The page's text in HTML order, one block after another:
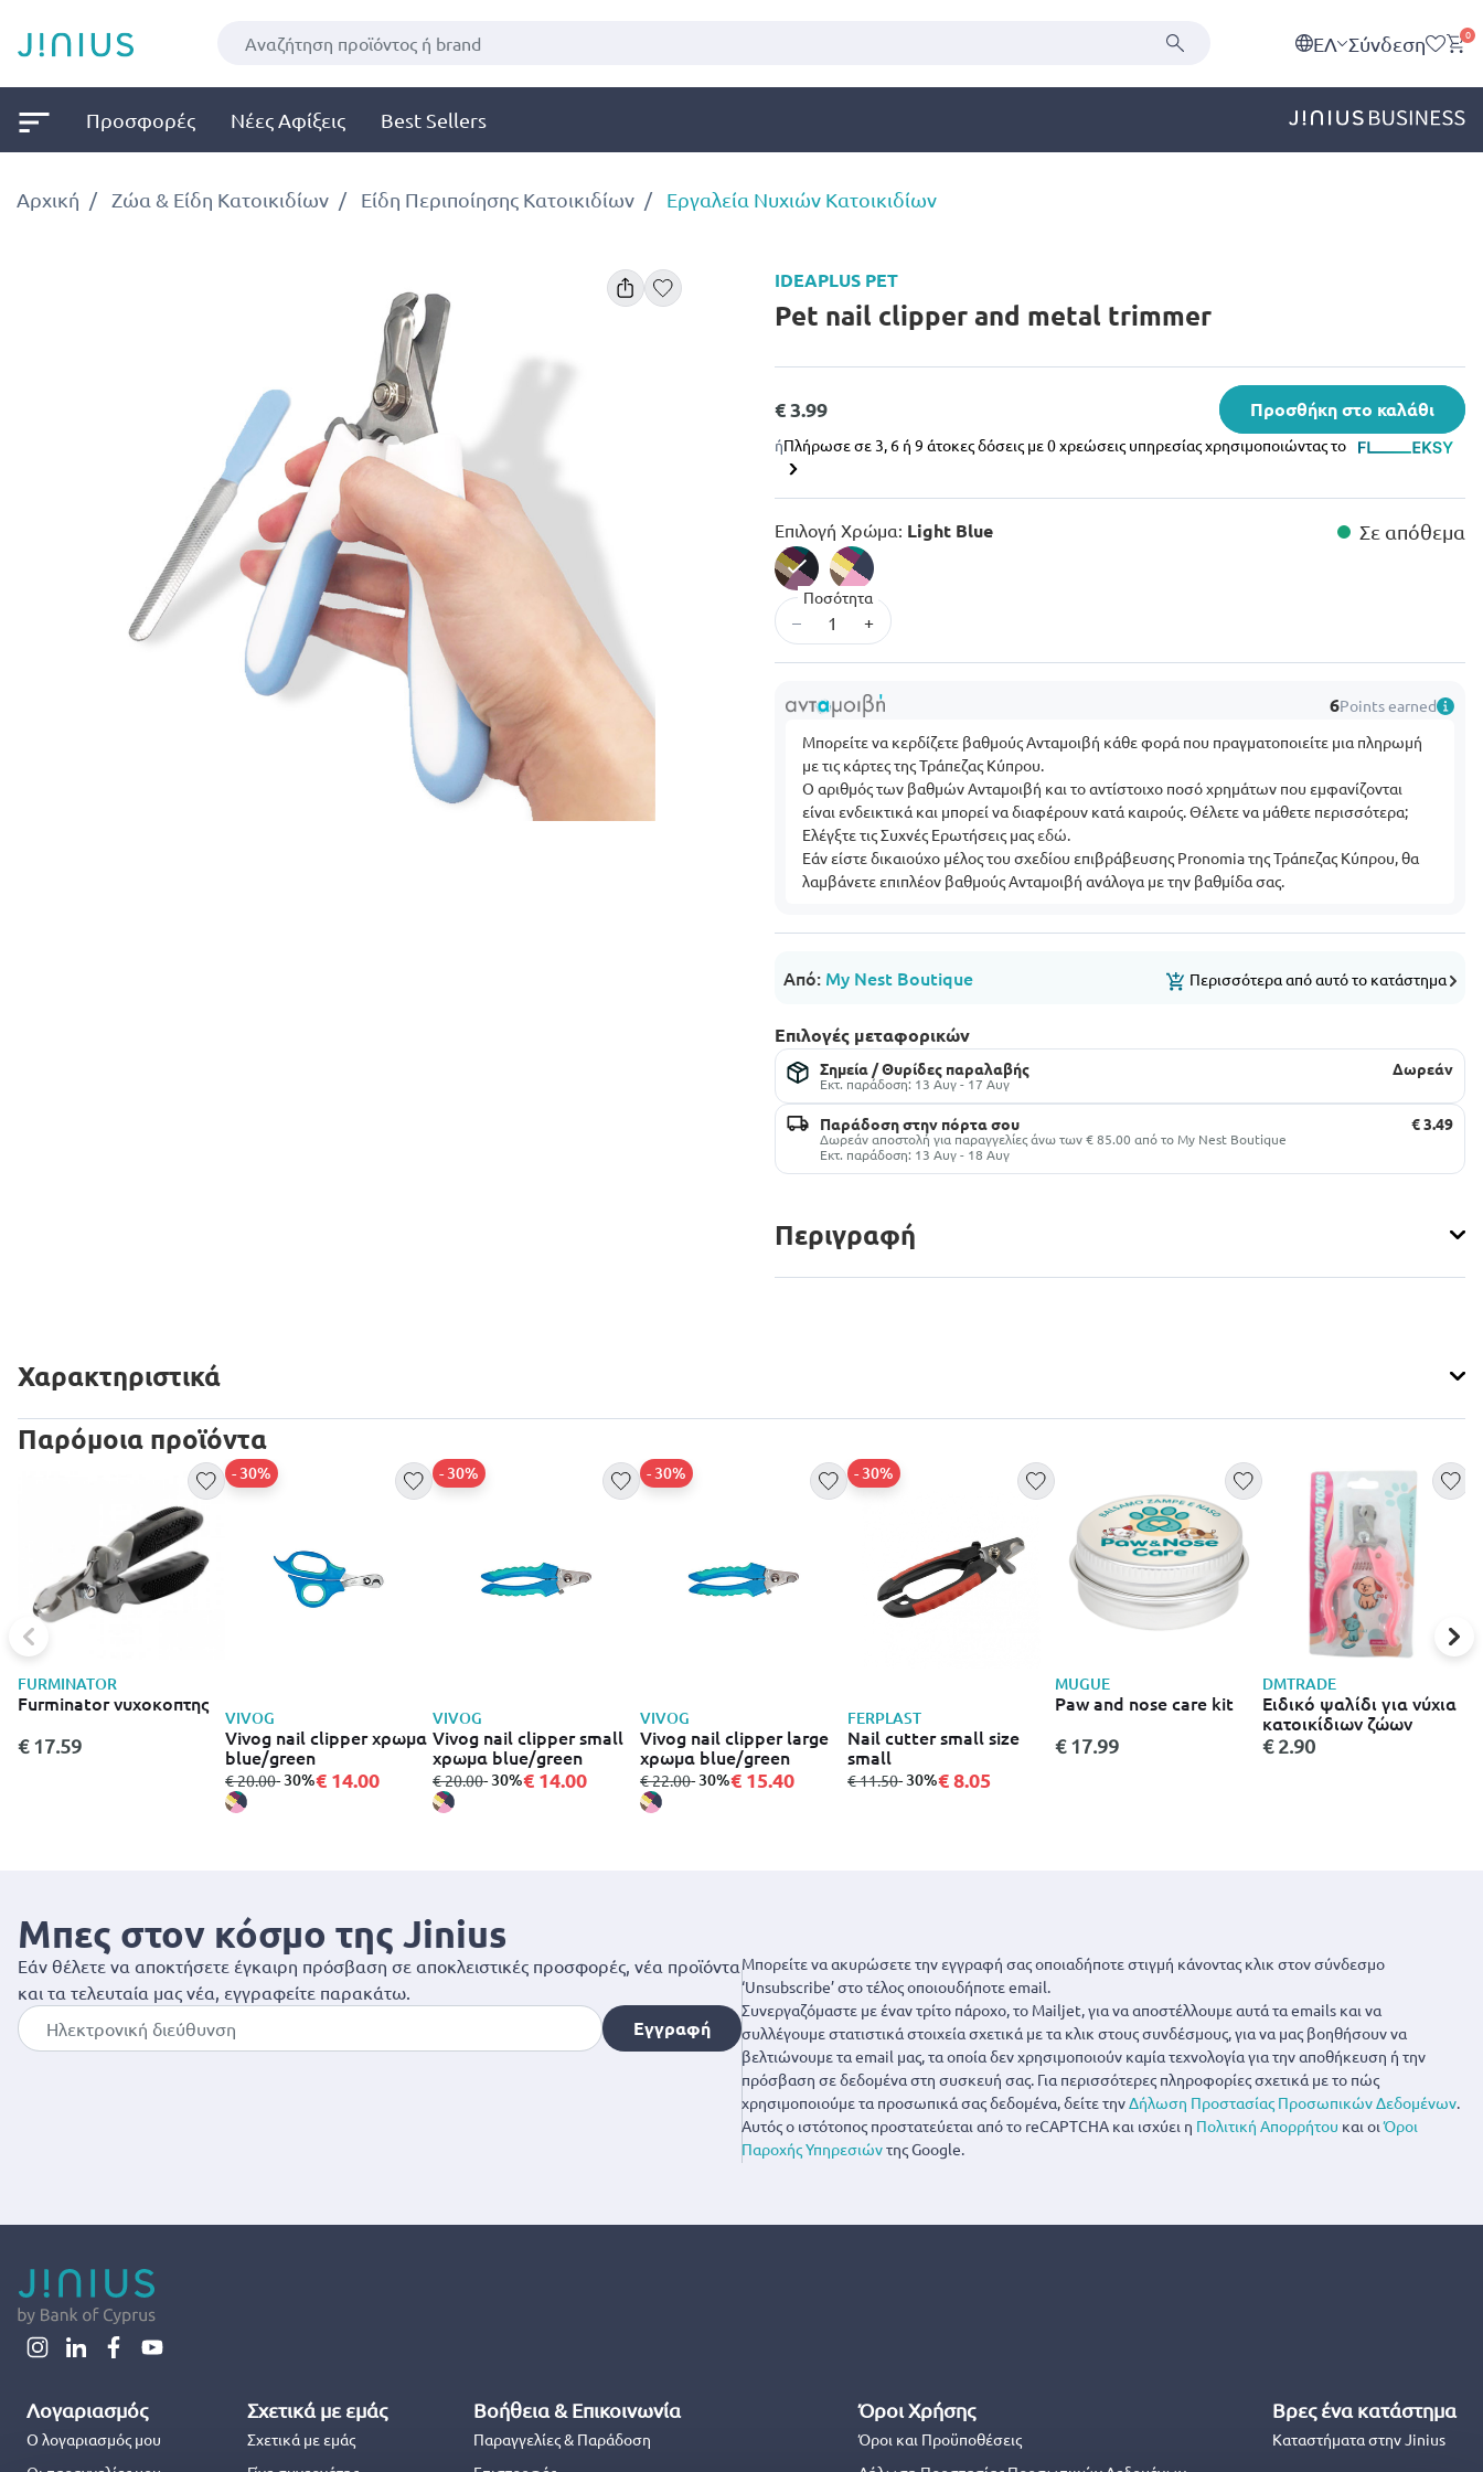
EΛ Σύνδεση 0
Προσφορές Νέες Αφίξεις Best Sellers
Αρχική Ζώα & Είδη Κατοικιδίων Είδη Περιποίησης Κατοικιδίων Εργαλεία Νυχιών Κατοικιδίων
IDEAPLUS PET
Pet nail clipper and metal trimmer
€ 3.99 Προσθήκη στο καλάθι
ήΠλήρωσε σε 3, 6 ή 9 άτοκες δόσεις με 0 χρεώσεις υπηρεσίας χρησιμοποιώντας το
Επιλογή Χρώμα: Light Blue Σε απόθεμα
selected
Ποσότητα
– +
6Points earned
Μπορείτε να κερδίζετε βαθμούς Ανταμοιβή κάθε φορά που πραγματοποιείτε μια πληρωμή
με τις κάρτες της Τράπεζας Κύπρου.
Ο αριθμός των βαθμών Ανταμοιβή και το αντίστοιχο ποσό χρημάτων που εμφανίζονται
είναι ενδεικτικά και μπορεί να διαφέρουν κατά καιρούς. Θέλετε να μάθετε περισσότερα;
Ελέγξτε τις Συχνές Ερωτήσεις μαςεδώ.
Εάν είστε δικαιούχο μέλος του σχεδίου επιβράβευσης Pronomia της Τράπεζας Κύπρου, θα
λαμβάνετε επιπλέον βαθμούς Ανταμοιβή ανάλογα με την βαθμίδα σας.
Από: My Nest Boutique Περισσότερα από αυτό το κατάστημα
Επιλογές μεταφορικών
Σημεία / Θυρίδες παραλαβής
Εκτ. παράδοση: 13 Αυγ - 17 Αυγ
Δωρεάν
Παράδοση στην πόρτα σου
Δωρεάν αποστολή για παραγγελίες άνω των € 85.00 από το My Nest Boutique
Εκτ. παράδοση: 13 Αυγ - 18 Αυγ
€ 3.49
Περιγραφή
Χαρακτηριστικά
Παρόμοια προϊόντα
FURMINATOR
Furminator νυχοκοπτης
€ 17.59
VIVOG
Vivog nail clipper χρωμα
blue/green
από
€ 20.00σε
- 30%
- 30%€ 14.00
VIVOG
Vivog nail clipper small
χρωμα blue/green
από
€ 20.00σε
- 30%
- 30%€ 14.00
VIVOG
Vivog nail clipper large
χρωμα blue/green
από
€ 22.00σε
- 30%
- 30%€ 15.40
FERPLAST
Nail cutter small size
small
από
€ 11.50σε
- 30%
- 30%€ 8.05
MUGUE
Paw and nose care kit
€ 17.99
DMTRADE
Ειδικό ψαλίδι για νύχια
κατοικίδιων ζώων
€ 2.90
Μπες στον κόσμο της Jinius
Εάν θέλετε να αποκτήσετε έγκαιρη πρόσβαση σε αποκλειστικές προσφορές, νέα προϊόντα
και τα τελευταία μας νέα, εγγραφείτε παρακάτω.
Εγγραφή
Μπορείτε να ακυρώσετε την εγγραφή σας οποιαδήποτε στιγμή κάνοντας κλικ στον σύνδεσμο
‘Unsubscribe’ στο τέλος οποιουδήποτε email.
Συνεργαζόμαστε με έναν τρίτο πάροχο, το Mailjet, για να αποστέλλουμε αυτά τα emails και να
συλλέγουμε στατιστικά στοιχεία σχετικά με τα κλικ στους συνδέσμους, για να μας βοηθήσουν να
βελτιώνουμε τα email μας, τα οποία δεν χρησιμοποιούν καμία τεχνολογία για την αποθήκευση ή την
πρόσβαση σε δεδομένα στη συσκευή σας. Για περισσότερες πληροφορίες σχετικά με το πώς
χρησιμοποιούμε τα προσωπικά σας δεδομένα, δείτε τηνΔήλωση Προστασίας Προσωπικών Δεδομένων.
Αυτός ο ιστότοπος προστατεύεται από το reCAPTCHA και ισχύει η Πολιτική Απορρήτου και οιΌροι
Παροχής Υπηρεσιώντης Google.
Λογαριασμός
Ο λογαριασμός μου
Σχετικά με εμάς
Σχετικά με εμάς
Βοήθεια & Επικοινωνία
Παραγγελίες & Παράδοση
Όροι Χρήσης
Όροι και Προϋποθέσεις
Βρες ένα κατάστημα
Καταστήματα στην Jinius